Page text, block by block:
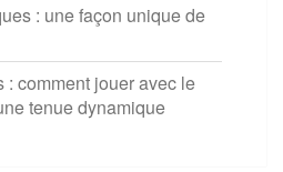
: une façon unique de
: comment jouer avec le
tenue dynamique